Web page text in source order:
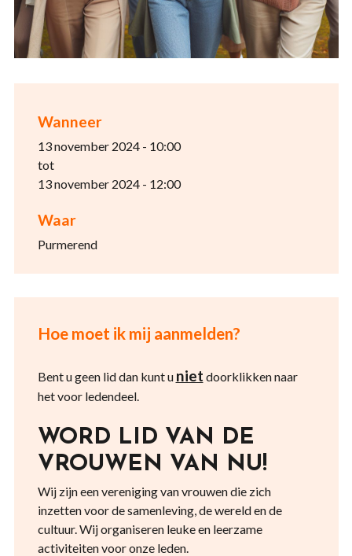
Wanneer
13 november 2024 - 10:00
tot
13 november 2024 - 12:00
Waar
Purmerend
Hoe moet ik mij aanmelden?
Bent u geen lid dan kunt u niet doorklikken naar
het voor ledendeel.
WORD LID VAN DE
VROUWEN VAN NU!
Wij zijn een vereniging van vrouwen die zich
inzetten voor de samenleving, de wereld en de
cultuur. Wij organiseren leuke en leerzame
activiteiten voor onze leden.